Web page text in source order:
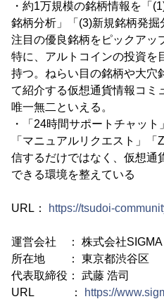
・約1万規模の銘柄情報を「
銘柄分析」「(3)新規銘柄発
注目の優良銘柄をピックアッ
特に、アルトコインの投資を
持つ。ねらい目の銘柄や大穴
て紹介する仮想通貨情報コミ
唯一無二といえる。
・「24時間サポートチャット
「マニュアルリクエスト」
信するだけではなく、仮想通
できる環境を整えている
URL： https://tsudoi-
運営会社 ： 株式会社SIGMA
所在地 ： 東京都渋谷区
代表取締役： 武藤 浩司
URL ：
https://